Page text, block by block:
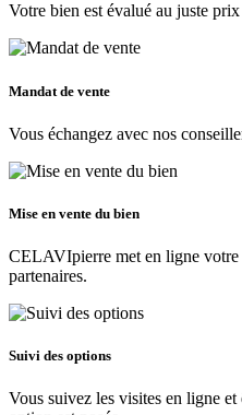
Votre bien est évalué au juste
Mandat de vente
Vous échangez avec nos
Mise en vente du bien
CELAVIpierre met en ligne votre
partenaires.
Suivi des options
Vous suivez les visites en ligne